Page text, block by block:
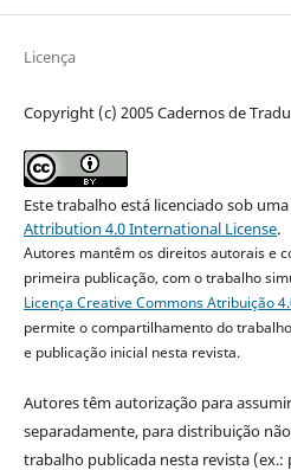
Licença
Copyright (c) 2005 Cadernos de
Este trabalho está licenciado sob
Attribution 4.0 International License.
Autores mantêm os direitos autorais e
primeira publicação, com o trabalho
Licença Creative Commons Atribuição
permite o compartilhamento do
e publicação inicial nesta revista.
Autores têm autorização para
separadamente, para distribuição
trabalho publicada nesta revista